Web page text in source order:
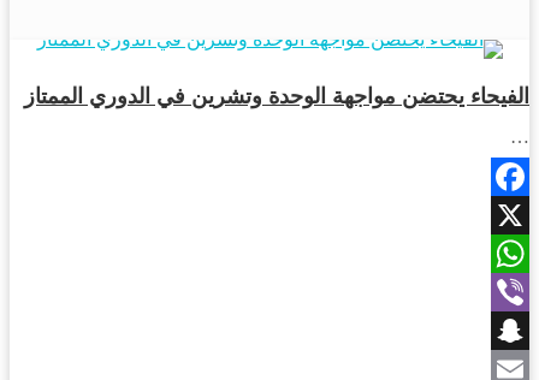
الفيحاء يحتضن مواجهة الوحدة وتشرين في الدوري الممتاز
…
Facebook
X
WhatsApp
Viber
Snapchat